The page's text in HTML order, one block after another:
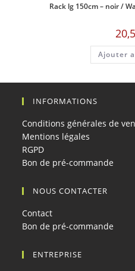
Rack lg 150cm – noir /
Ajouter
INFORMATIONS
Conditions générales de
Mentions légales
RGPD
Bon de pré-commande
NOUS CONTACTER
Contact
Bon de pré-commande
ENTREPRISE